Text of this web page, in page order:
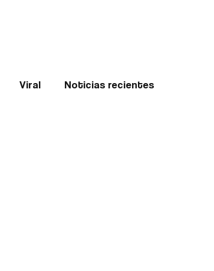
Viral Noticias recientes